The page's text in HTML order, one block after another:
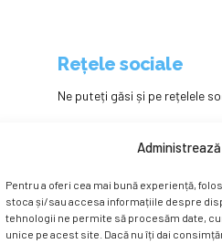
Pentru a oferi cea mai bună experiență,
stoca și/sau accesa informațiile despre
tehnologii ne permite să procesăm date,
unice pe acest site. Dacă nu îți dai
Rețele sociale
Ne puteți găsi și pe rețelele